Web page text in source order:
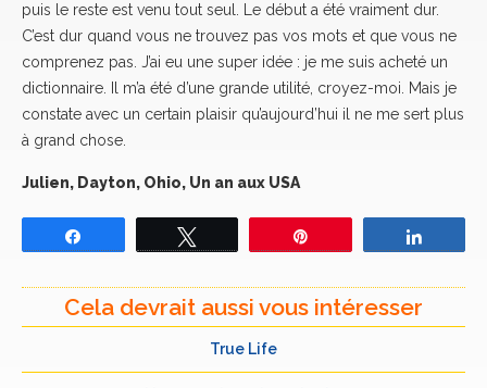
puis le reste est venu tout seul. Le début a été vraiment dur.
C’est dur quand vous ne trouvez pas vos mots et que vous ne
comprenez pas. J’ai eu une super idée : je me suis acheté un
dictionnaire. Il m’a été d’une grande utilité, croyez-moi. Mais je
constate avec un certain plaisir qu’aujourd’hui il ne me sert plus
à grand chose.
Julien, Dayton, Ohio, Un an aux USA
Cela devrait aussi vous intéresser
True Life